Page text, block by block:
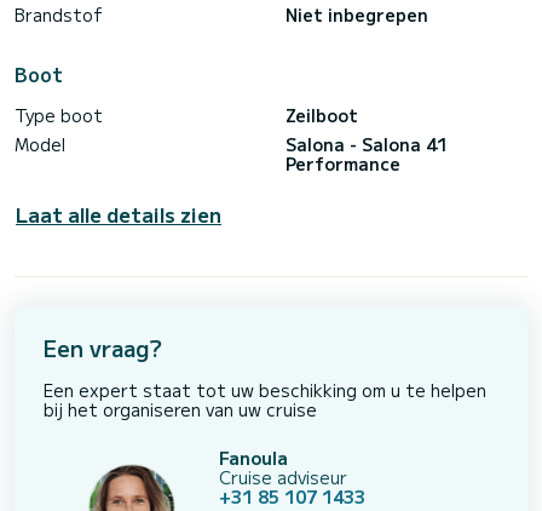
Brandstof
Niet inbegrepen
Boot
Type boot
Zeilboot
Model
Salona - Salona 41
Performance
Laat alle details zien
Een vraag?
Een expert staat tot uw beschikking om u te helpen
bij het organiseren van uw cruise
Fanoula
Cruise adviseur
+31 85 107 1433